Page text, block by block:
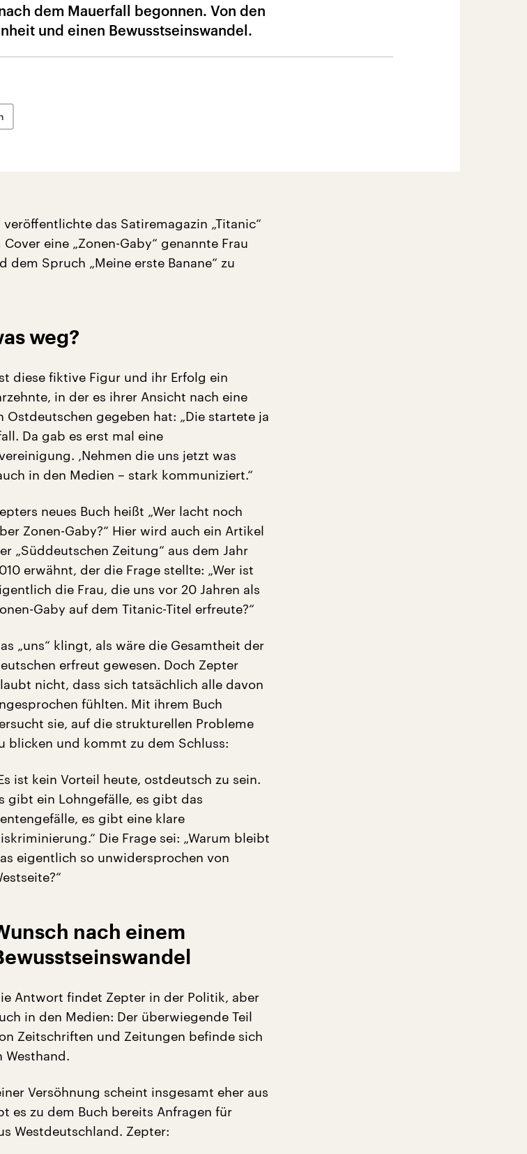
dem Mauerfall begonnen. Von den
und einen Bewusstseinswandel.
das Satiremagazin „Titanic“
eine „Zonen-Gaby“ genannte Frau
Spruch „Meine erste Banane“ zu
weg?
diese fiktive Figur und ihr Erfolg ein
in der es ihrer Ansicht nach eine
gegeben hat: „Die startete ja
Da gab es erst mal eine
‚Nehmen die uns jetzt was
in den Medien – stark kommuniziert.“
neues Buch heißt „Wer lacht noch
Zonen-Gaby?“ Hier wird auch ein Artikel
„Süddeutschen Zeitung“ aus dem Jahr
erwähnt, der die Frage stellte: „Wer ist
die Frau, die uns vor 20 Jahren als
Gaby auf dem Titanic-Titel erfreute?“
„uns“ klingt, als wäre die Gesamtheit der
erfreut gewesen. Doch Zepter
nicht, dass sich tatsächlich alle davon
fühlten. Mit ihrem Buch
sie, auf die strukturellen Probleme
blicken und kommt zu dem Schluss:
ist kein Vorteil heute, ostdeutsch zu sein.
gibt ein Lohngefälle, es gibt das
es gibt eine klare
Die Frage sei: „Warum bleibt
eigentlich so unwidersprochen von
nach einem
Antwort findet Zepter in der Politik, aber
in den Medien: Der überwiegende Teil
Zeitschriften und Zeitungen befinde sich
Westhand.
Versöhnung scheint insgesamt eher aus
es zu dem Buch bereits Anfragen für
Westdeutschland. Zepter: